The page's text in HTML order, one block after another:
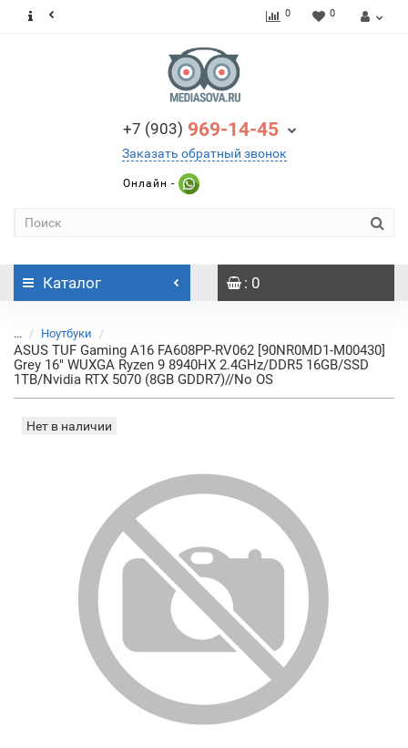
0 0
+7 (903) 969-14-45
Заказать обратный звонок
Онлайн -
Каталог : 0
... Ноутбуки
ASUS TUF Gaming A16 FA608PP-RV062 [90NR0MD1-M00430]
Grey 16" WUXGA Ryzen 9 8940HX 2.4GHz/DDR5 16GB/SSD
1TB/Nvidia RTX 5070 (8GB GDDR7)//No OS
Нет в наличии